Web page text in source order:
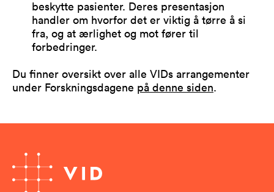
beskytte pasienter. Deres presentasjon
handler om hvorfor det er viktig å tørre å si
fra, og at ærlighet og mot fører til
forbedringer.
Du finner oversikt over alle VIDs arrangementer
under Forskningsdagene på denne siden.